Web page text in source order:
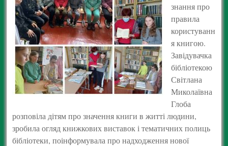
знання про
правила
користуванн
я книгою.
Завідувачка
бібліотекою
Світлана
Миколаївна
Глоба
розповіла дітям про значення книги в житті людини,
зробила огляд книжкових виставок і тематичних полиць
бібліотеки, поінформувала про надходження нової